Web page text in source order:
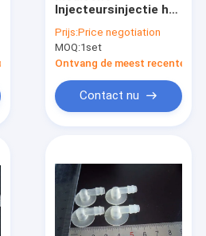
Injecteursinjectie het
Prijs:Price negotiation
MOQ:1set
Ontvang de meest recente
Contact nu